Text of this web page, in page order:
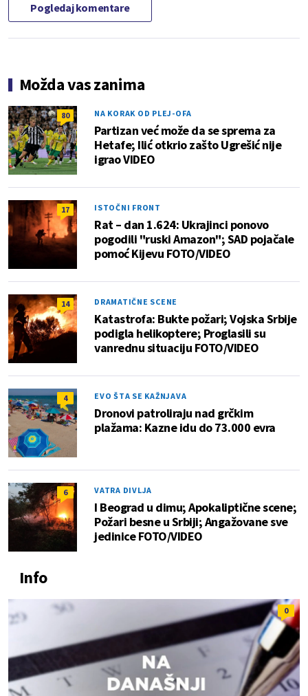
Pogledaj komentare
Možda vas zanima
80 NA KORAK OD PLEJ-OFA
Partizan već može da se sprema za
Hetafe; Ilić otkrio zašto Ugrešić nije
igrao VIDEO
17 ISTOČNI FRONT
Rat – dan 1.624: Ukrajinci ponovo
pogodili "ruski Amazon"; SAD pojačale
pomoć Kijevu FOTO/VIDEO
14 DRAMATIČNE SCENE
Katastrofa: Bukte požari; Vojska Srbije
podigla helikoptere; Proglasili su
vanrednu situaciju FOTO/VIDEO
4 EVO ŠTA SE KAŽNJAVA
Dronovi patroliraju nad grčkim
plažama: Kazne idu do 73.000 evra
6 VATRA DIVLJA
I Beograd u dimu; Apokaliptične scene;
Požari besne u Srbiji; Angažovane sve
jedinice FOTO/VIDEO
Info
0